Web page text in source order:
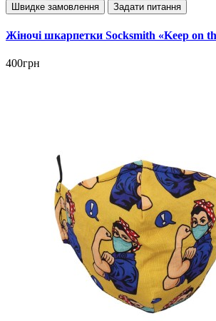
Швидке замовлення
Задати питання
Жіночі шкарпетки Socksmith «Keep on
400грн